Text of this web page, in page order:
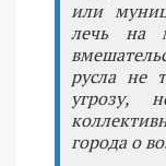
или
лечь на
русла не
угрозу,
города о